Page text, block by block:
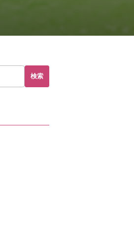
検索